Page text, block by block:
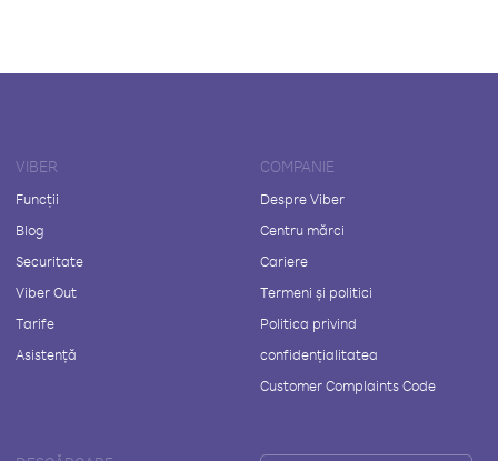
VIBER
Funcții
Blog
Securitate
Viber Out
Tarife
Asistență
COMPANIE
Despre Viber
Centru mărci
Cariere
Termeni și politici
Politica privind
confidențialitatea
Customer Complaints Code